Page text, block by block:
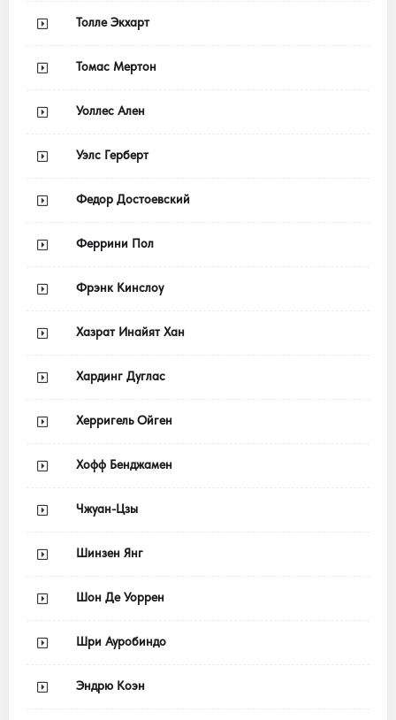
Толле Экхарт
Томас Мертон
Уоллес Ален
Уэлс Герберт
Федор Достоевский
Феррини Пол
Фрэнк Кинслоу
Хазрат Инайят Хан
Хардинг Дуглас
Херригель Ойген
Хофф Бенджамен
Чжуан-Цзы
Шинзен Янг
Шон Де Уоррен
Шри Ауробиндо
Эндрю Коэн